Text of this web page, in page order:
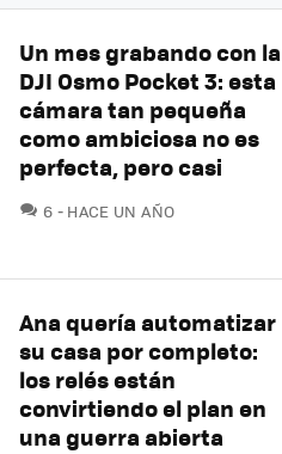
Un mes grabando con la
DJI Osmo Pocket 3: esta
cámara tan pequeña
como ambiciosa no es
perfecta, pero casi
6 COMENTARIOS
HACE UN AÑO
Ana quería automatizar
su casa por completo:
los relés están
convirtiendo el plan en
una guerra abierta